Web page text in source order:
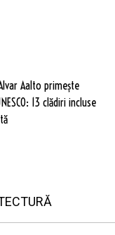
Aalto primește
13 clădiri incluse